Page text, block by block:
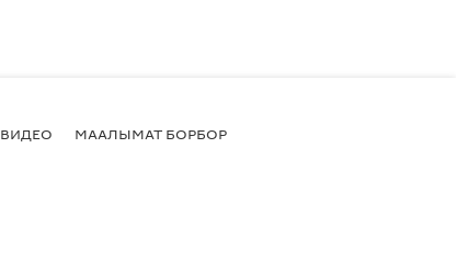
ВИДЕО МААЛЫМАТ БОРБОР